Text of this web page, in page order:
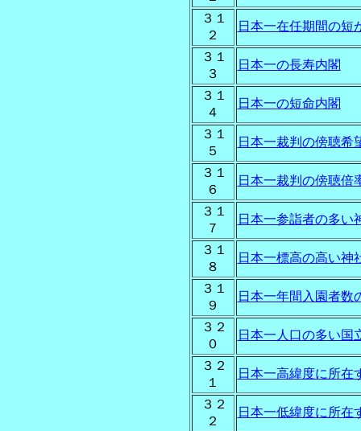
３１
２
日本一在任期間の短
３１
３
日本一の長寿内閣
３１
４
日本一の短命内閣
３１
５
日本一裁判の傍聴希
３１
６
日本一裁判の傍聴倍
３１
７
日本一参詣者の多い
３１
８
日本一標高の高い神
３１
９
日本一年間入園者数
３２
０
日本一人口の多い国
３２
１
日本一高緯度に所
３２
２
日本一低緯度に所在